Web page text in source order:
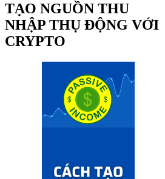
TẠO NGUỒN THU
NHẬP THỤ ĐỘNG VỚI
CRYPTO